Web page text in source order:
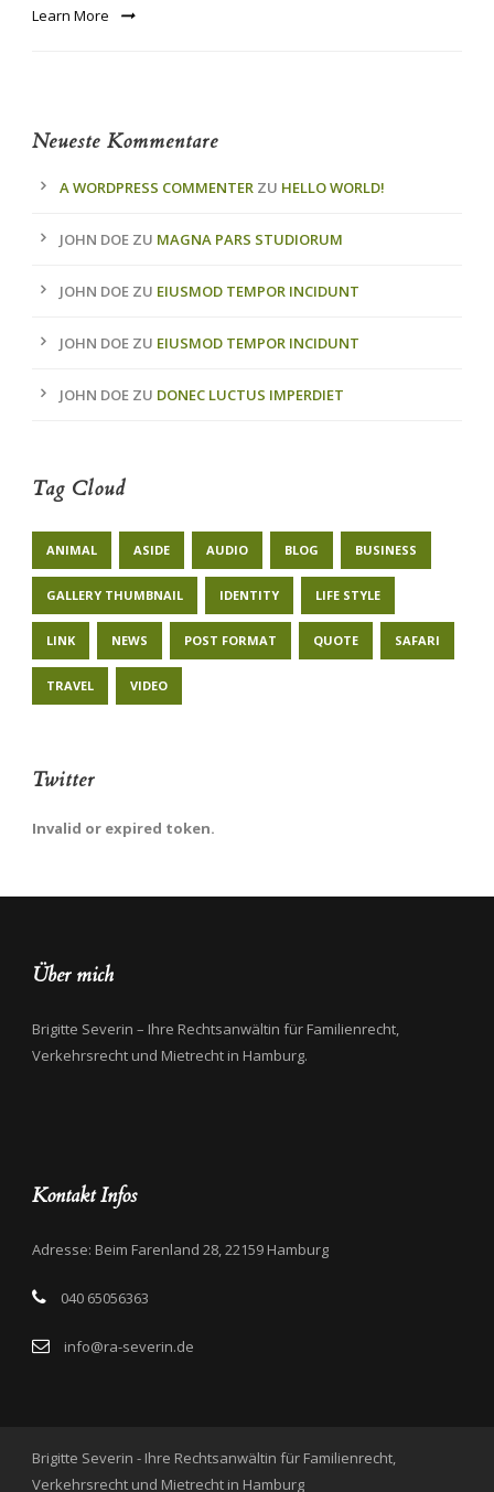
Learn More
Neueste Kommentare
A WORDPRESS COMMENTER ZU HELLO WORLD!
JOHN DOE ZU MAGNA PARS STUDIORUM
JOHN DOE ZU EIUSMOD TEMPOR INCIDUNT
JOHN DOE ZU EIUSMOD TEMPOR INCIDUNT
JOHN DOE ZU DONEC LUCTUS IMPERDIET
Tag Cloud
ANIMAL ASIDE AUDIO BLOG BUSINESS
GALLERY THUMBNAIL IDENTITY LIFE STYLE
LINK NEWS POST FORMAT QUOTE SAFARI
TRAVEL VIDEO
Twitter
Invalid or expired token.
Über mich
Brigitte Severin – Ihre Rechtsanwältin für Familienrecht,
Verkehrsrecht und Mietrecht in Hamburg.
Kontakt Infos
Adresse: Beim Farenland 28, 22159 Hamburg
040 65056363
info@ra-severin.de
Brigitte Severin - Ihre Rechtsanwältin für Familienrecht,
Verkehrsrecht und Mietrecht in Hamburg